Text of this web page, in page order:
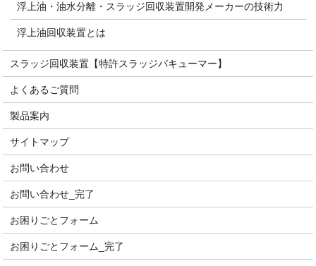
浮上油・油水分離・スラッジ回収装置開発メーカーの技術力
浮上油回収装置とは
スラッジ回収装置【特許スラッジバキューマー】
よくあるご質問
製品案内
サイトマップ
お問い合わせ
お問い合わせ_完了
お困りごとフォーム
お困りごとフォーム_完了